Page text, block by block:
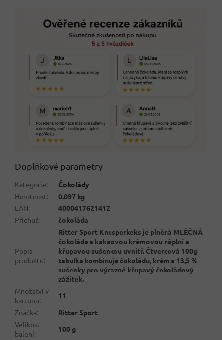
Doplňkové parametry
Kategorie:
Čokolády
Hmotnost:
0.097 kg
EAN:
4000417621412
Příchuť: čokoláda
Popis
produktu:
Ritter Sport Knusperkeks je plněná MLÉČNÁ
čokoláda s kakaovou krémovou náplní a
křupavou sušenkou uvnitř. Čtvercová 100g
tabulka kombinuje čokoládu, krém a 13,5 %
sušenky pro výrazně křupavý čokoládový
zážitek.
Množství v
kartonu:
11
Značka:
Ritter Sport
Velikost
balení:
100 g